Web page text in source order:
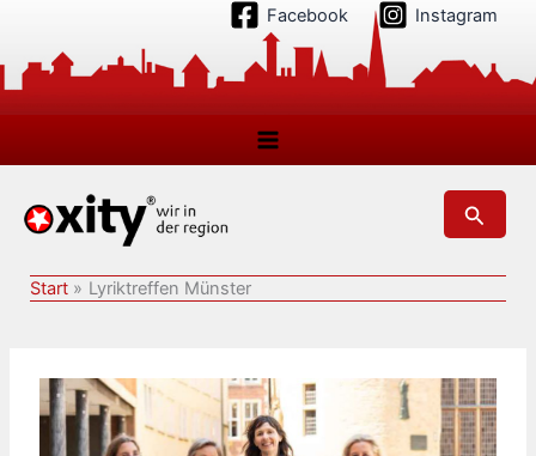
springen
Facebook Instagram
Suchen
Start Lyriktreffen Münster